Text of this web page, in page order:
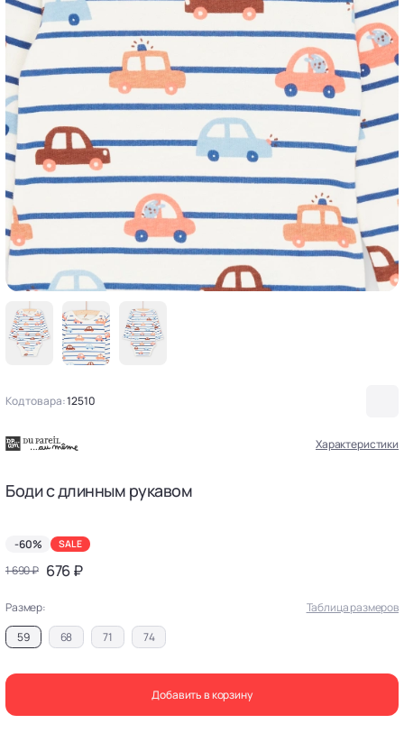
Код товара:12510
Характеристики
Боди с длинным рукавом
-60% SALE
1 690 ₽ 676 ₽
Размер:
Таблица размеров
59
68 71 74
Добавить в корзину